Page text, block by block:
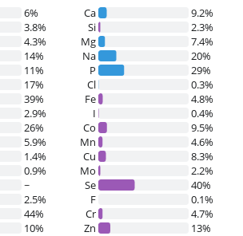
6%
3.8%
4.3%
14%
11%
17%
39%
2.9%
26%
5.9%
1.4%
0.9%
~
2.5%
44%
10%
Ca
9.2%
Si
2.3%
Mg
7.4%
Na
20%
P
29%
Cl
0.3%
Fe
4.8%
I
0.4%
Co
9.5%
Mn
4.6%
Cu
8.3%
Mo
2.2%
Se
40%
F
0.1%
Cr
4.7%
Zn
13%